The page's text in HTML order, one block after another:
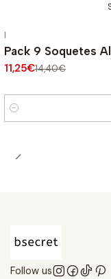
|
Pack 9 Soquetes
11,25€14,40€
Quantity
Follow us